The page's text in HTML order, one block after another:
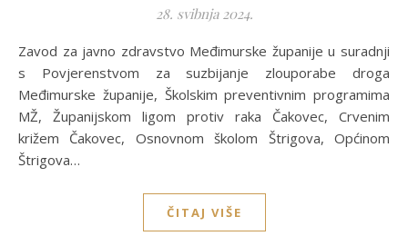
28. svibnja 2024.
Zavod za javno zdravstvo Međimurske županije u suradnji
s Povjerenstvom za suzbijanje zlouporabe droga
Međimurske županije, Školskim preventivnim programima
MŽ, Županijskom ligom protiv raka Čakovec, Crvenim
križem Čakovec, Osnovnom školom Štrigova, Općinom
Štrigova…
ČITAJ VIŠE